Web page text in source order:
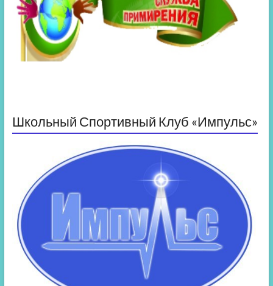
Школьный Спортивный Клуб «Импульс»